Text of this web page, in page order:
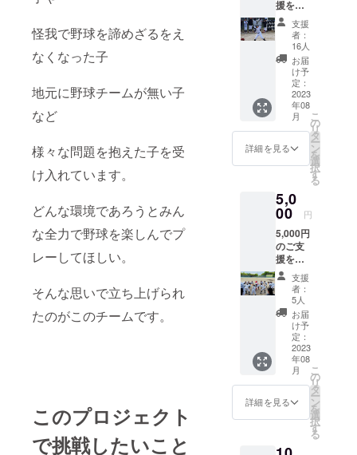
怪我で野球を諦めざるをえ
なくなった子
地元に野球チームが無い子
など
様々な問題を抱えた子を受
け入れています。
どんな環境であろうとみん
な全力で野球を楽しんでプ
レーしてほしい。
そんな思いで立ち上げられ
たのがこのチームです。
このプロジェクト
で挑戦したいこと
援をい
ただけ
た方に
は下記
の御礼
をさせ
ていた
だきま
す。 ●
試合の
結果報
告 大会
の結果
報告を
送信 ●
お礼の
メール
御礼の
メール
をメー
ル送信
※なお、
本リ
ターン
の内容
を無断
で転
載・公
開する
ことは
禁止と
す。 ※
支援
者：
16人
お届
け予
定：
2023
年08
月
詳細を見る
こ
の
リ
タ
ー
ン
を
選
択
す
る
5,0
00 円
5,000円
のご支
援をい
ただけ
た方に
は下記
の御礼
をさせ
ていた
だきま
す。 ●
試合の
結果報
告 大会
の結果
報告を
送信 ●
支援
者：
5人
お届
け予
定：
2023
年08
月
詳細を見る
こ
の
リ
タ
ー
ン
を
選
択
す
る